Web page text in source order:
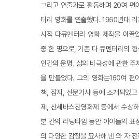
그리고 연출가로 활동하며 20여 편
터리 영화를 연출했다. 1960년대 리
시적 다큐멘터리 영화 제작을 이끌
중 한 명으로, 기존 다 큐멘터리의
인간의 운명, 삶의 비극성에 관한 주
을 만들었다. 그의 영화는160여 편
책, 잡지, 신문기사 등에 소개되었
제, 산세바스찬영화제 등에서 수상
분 간의 러닝타임 동안 아이들의 표
의 다양한 감정을 묘사해 낸 와 자 전